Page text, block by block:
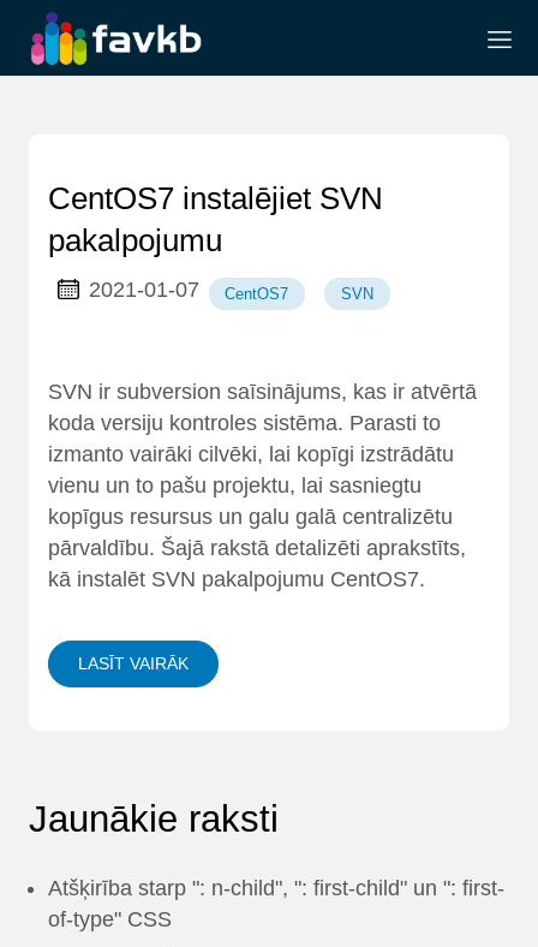
CentOS7 instalējiet SVN
pakalpojumu
2021-01-07 CentOS7 SVN
SVN ir subversion saīsinājums, kas ir atvērtā
koda versiju kontroles sistēma. Parasti to
izmanto vairāki cilvēki, lai kopīgi izstrādātu
vienu un to pašu projektu, lai sasniegtu
kopīgus resursus un galu galā centralizētu
pārvaldību. Šajā rakstā detalizēti aprakstīts,
kā instalēt SVN pakalpojumu CentOS7.
LASĪT VAIRĀK
Jaunākie raksti
Atšķirība starp ": n-child", ": first-child" un ": first-
of-type" CSS